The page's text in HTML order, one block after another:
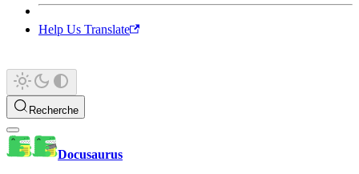
Help Us Translate
Recherche
Docusaurus